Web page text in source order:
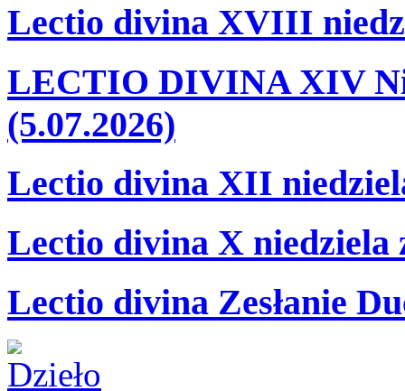
Lectio divina XVIII
LECTIO DIVINA XIV
(5.07.2026)
Lectio divina XII
Lectio divina X niedziela
Lectio divina Zesłanie